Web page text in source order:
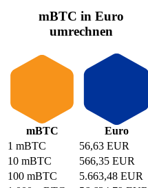
mBTC in Euro
umrechnen
mBTC
Euro
1 mBTC
56,63 EUR
10 mBTC
566,35 EUR
100 mBTC
5.663,48 EUR